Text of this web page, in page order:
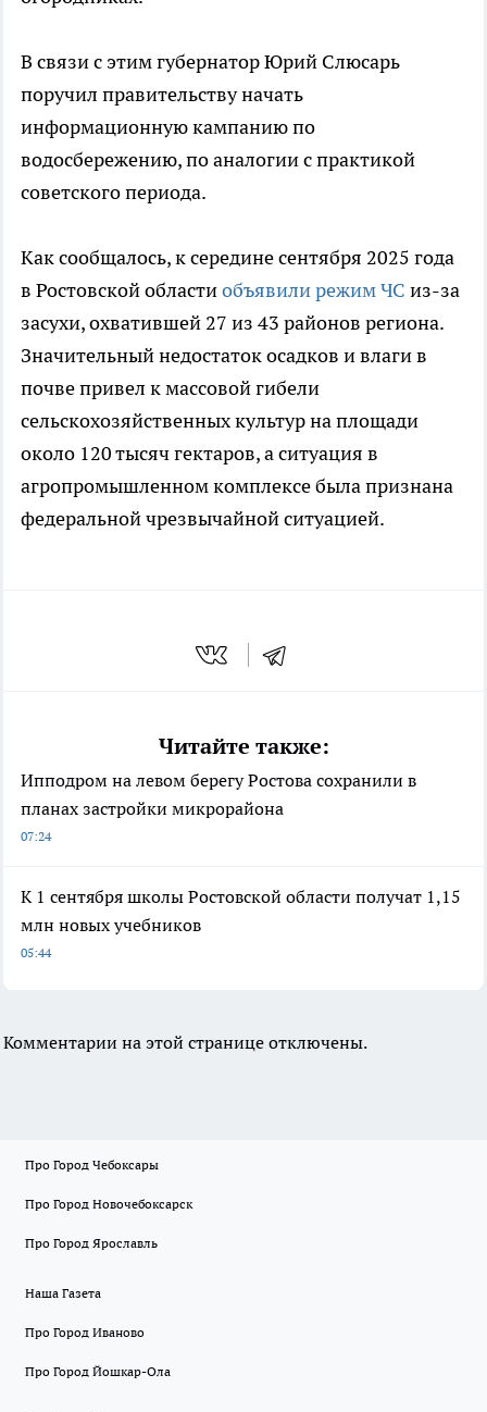
В связи с этим губернатор Юрий Слюсарь
поручил правительству начать
информационную кампанию по
водосбережению, по аналогии с практикой
советского периода.
Как сообщалось, к середине сентября 2025 года
в Ростовской областиобъявили режим ЧС из-за
засухи, охватившей 27 из 43 районов региона.
Значительный недостаток осадков и влаги в
почве привел к массовой гибели
сельскохозяйственных культур на площади
около 120 тысяч гектаров, а ситуация в
агропромышленном комплексе была признана
федеральной чрезвычайной ситуацией.
Читайте также:
Ипподром на левом берегу Ростова сохранили в
планах застройки микрорайона
07:24
К 1 сентября школы Ростовской области получат 1,15
млн новых учебников
05:44
Комментарии на этой странице отключены.
Про Город Чебоксары
Про Город Новочебоксарск
Про Город Ярославль
Наша Газета
Про Город Иваново
Про Город Йошкар-Ола